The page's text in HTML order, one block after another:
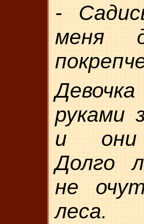
-
меня
руками
и они
Долго
не
леса.